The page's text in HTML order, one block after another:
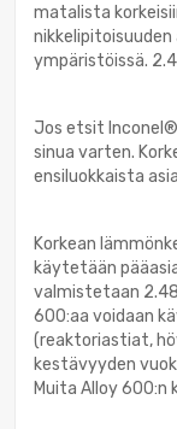
matalista
ympäristöissä.
Jos etsit Inconel®
sinua varten.
ensiluokkaista
Korkean
käytetään
valmistetaan
600:aa voidaan
(reaktoriastiat,
kestävyyden
Muita Alloy